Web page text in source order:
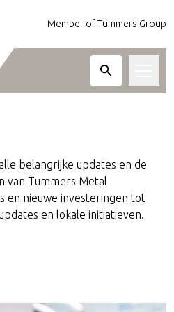
Member of Tummers Group
van staal, RVS, aluminium en
, 4- en 5-assige bewerkingen
belangrijke updates en de
van Tummers Metal
en nieuwe investeringen tot
en lokale initiatieven.